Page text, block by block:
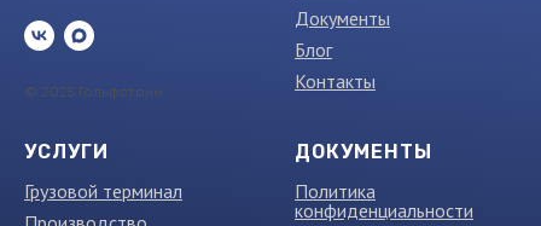
© 2025 Гольфстрим
Документы
Блог
Контакты
УСЛУГИ
Грузовой терминал
ДОКУМЕНТЫ
Политика
конфиденциальности